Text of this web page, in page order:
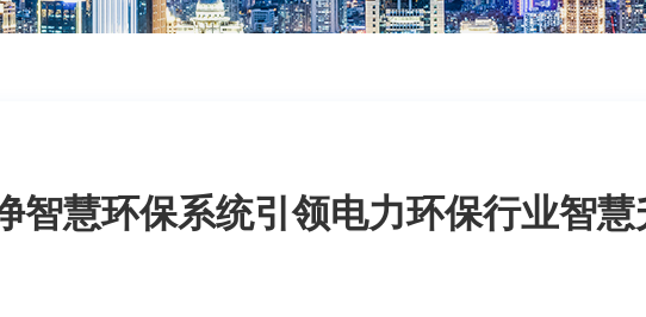
智慧环保系统引领电力环保行业智慧